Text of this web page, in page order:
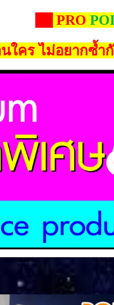
PRO
ใคร ไม่อยากซ้ำ